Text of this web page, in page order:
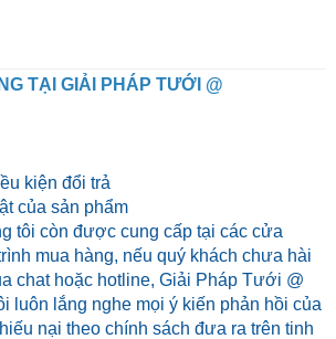
TẠI GIẢI PHÁP TƯỚI @
kiện đổi trả
của sản phẩm
tôi còn được cung cấp tại các cửa
mua hàng, nếu quý khách chưa hài
chat hoặc hotline, Giải Pháp Tưới @
luôn lắng nghe mọi ý kiến phản hồi của
nại theo chính sách đưa ra trên tinh